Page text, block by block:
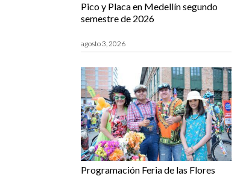
Pico y Placa en Medellín segundo
semestre de 2026
agosto 3, 2026
Programación Feria de las Flores